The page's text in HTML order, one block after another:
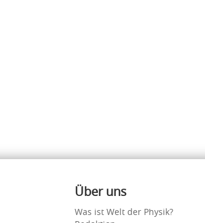
Über uns
Was ist Welt der Physik?